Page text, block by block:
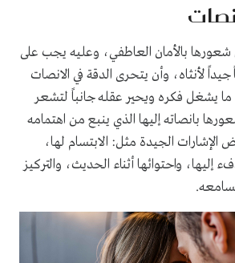
شعورها بالأمان العاطفي، وعليه يجب على
لأنثاه، وأن يتحرى الدقة في الانصات
ما يشغل فكره ويحير عقله جانباً لتشعر
بانصاته إليها الذي ينبع من اهتمامه
الإشارات الجيدة مثل: الابتسام لها،
إليها، واحتوائها أثناء الحديث، والتركيز